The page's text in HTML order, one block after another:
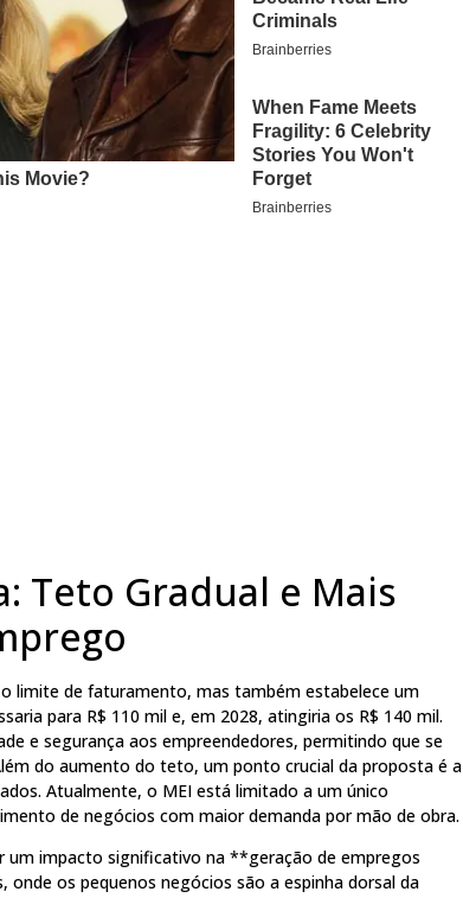
Teto Gradual e Mais
limite de faturamento, mas também estabelece um
para R$ 110 mil e, em 2028, atingiria os R$ 140 mil.
e segurança aos empreendedores, permitindo que se
do aumento do teto, um ponto crucial da proposta é a
Atualmente, o MEI está limitado a um único
de negócios com maior demanda por mão de obra.
impacto significativo na **geração de empregos
os pequenos negócios são a espinha dorsal da